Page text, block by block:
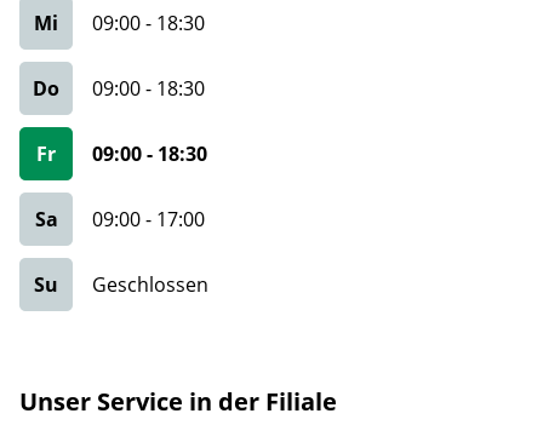
Mi 09:00- 18:30
Do 09:00- 18:30
Fr 09:00- 18:30
Sa 09:00- 17:00
Su Geschlossen
Unser Service in der Filiale